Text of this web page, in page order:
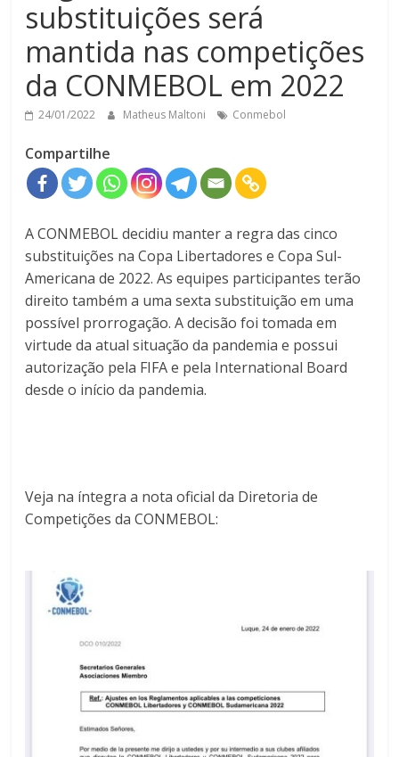
substituições será
mantida nas competições
da CONMEBOL em 2022
24/01/2022 Matheus Maltoni Conmebol
Compartilhe
A CONMEBOL decidiu manter a regra das cinco
substituições na Copa Libertadores e Copa Sul-
Americana de 2022. As equipes participantes terão
direito também a uma sexta substituição em uma
possível prorrogação. A decisão foi tomada em
virtude da atual situação da pandemia e possui
autorização pela FIFA e pela International Board
desde o início da pandemia.
Veja na íntegra a nota oficial da Diretoria de
Competições da CONMEBOL: